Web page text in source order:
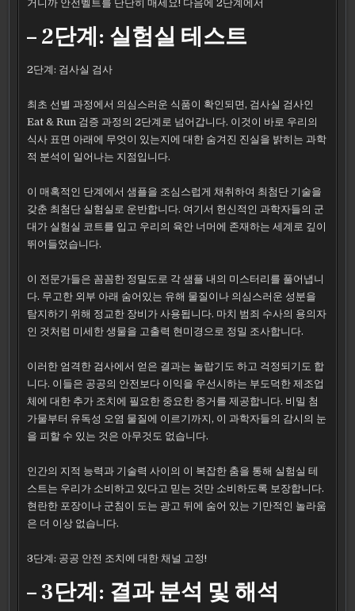
거니까 안전벨트를 단단히 매세요! 다음에 2단계에서
– 2단계: 실험실 테스트
2단계: 검사실 검사
최초 선별 과정에서 의심스러운 식품이 확인되면, 검사실 검사인
Eat & Run 검증 과정의 2단계로 넘어갑니다. 이것이 바로 우리의
식사 표면 아래에 무엇이 있는지에 대한 숨겨진 진실을 밝히는 과학
적 분석이 일어나는 지점입니다.
이 매혹적인 단계에서 샘플을 조심스럽게 채취하여 최첨단 기술을
갖춘 최첨단 실험실로 운반합니다. 여기서 헌신적인 과학자들의 군
대가 실험실 코트를 입고 우리의 육안 너머에 존재하는 세계로 깊이
뛰어들었습니다.
이 전문가들은 꼼꼼한 정밀도로 각 샘플 내의 미스터리를 풀어냅니
다. 무고한 외부 아래 숨어있는 유해 물질이나 의심스러운 성분을
탐지하기 위해 정교한 장비가 사용됩니다. 마치 범죄 수사의 용의자
인 것처럼 미세한 생물을 고출력 현미경으로 정밀 조사합니다.
이러한 엄격한 검사에서 얻은 결과는 놀랍기도 하고 걱정되기도 합
니다. 이들은 공공의 안전보다 이익을 우선시하는 부도덕한 제조업
체에 대한 추가 조치에 필요한 중요한 증거를 제공합니다. 비밀 첨
가물부터 유독성 오염 물질에 이르기까지, 이 과학자들의 감시의 눈
을 피할 수 있는 것은 아무것도 없습니다.
인간의 지적 능력과 기술력 사이의 이 복잡한 춤을 통해 실험실 테
스트는 우리가 소비하고 있다고 믿는 것만 소비하도록 보장합니다.
현란한 포장이나 군침이 도는 광고 뒤에 숨어 있는 기만적인 놀라움
은 더 이상 없습니다.
3단계: 공공 안전 조치에 대한 채널 고정!
– 3단계: 결과 분석 및 해석